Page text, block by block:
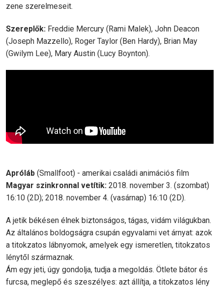
zene szerelmeseit.
Szereplők: Freddie Mercury (Rami Malek), John Deacon
(Joseph Mazzello), Roger Taylor (Ben Hardy), Brian May
(Gwilym Lee), Mary Austin (Lucy Boynton).
Apróláb (Smallfoot) - amerikai családi animációs film
Magyar szinkronnal vetítik: 2018. november 3. (szombat)
16:10 (2D); 2018. november 4. (vasárnap) 16:10 (2D).
A jetik békésen élnek biztonságos, tágas, vidám világukban.
Az általános boldogságra csupán egyvalami vet árnyat: azok
a titokzatos lábnyomok, amelyek egy ismeretlen, titokzatos
lénytől származnak.
Ám egy jeti, úgy gondolja, tudja a megoldás. Ötlete bátor és
furcsa, meglepő és szeszélyes: azt állítja, a titokzatos lény